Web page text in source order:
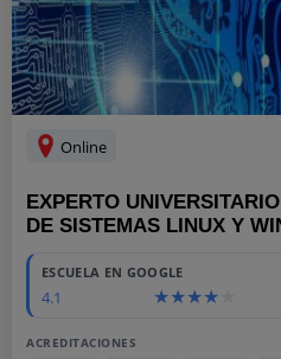
Online
EXPERTO
DE SISTEMAS LINUX Y
ESCUELA EN GOOGLE
4.1
ACREDITACIONES